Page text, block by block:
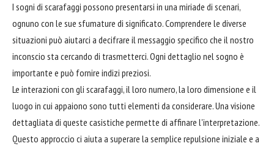
I sogni di scarafaggi possono presentarsi in una miriade di scenari,
ognuno con le sue sfumature di significato. Comprendere le diverse
situazioni può aiutarci a decifrare il messaggio specifico che il nostro
inconscio sta cercando di trasmetterci. Ogni dettaglio nel sogno è
importante e può fornire indizi preziosi.
Le interazioni con gli scarafaggi, il loro numero, la loro dimensione e il
luogo in cui appaiono sono tutti elementi da considerare. Una visione
dettagliata di queste casistiche permette di affinare l'interpretazione.
Questo approccio ci aiuta a superare la semplice repulsione iniziale e a